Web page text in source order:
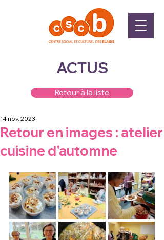
ACTUS
Retour à la liste
Retour en images : atelier
cuisine d'automne
14 nov. 2023